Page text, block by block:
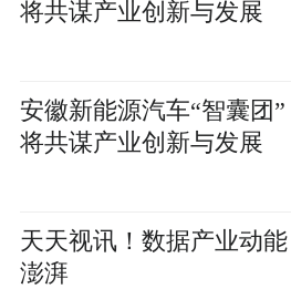
将共谋产业创新与发展
安徽新能源汽车“智囊团”
将共谋产业创新与发展
天天视讯！数据产业动能
澎湃